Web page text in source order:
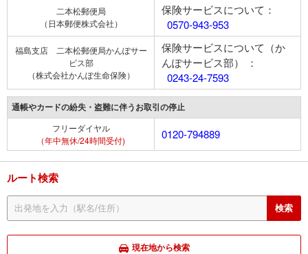
二本松郵便局
（日本郵便株式会社）
保険サービスについて：
0570-943-953
福島支店 二本松郵便局かんぽサー
ビス部
（株式会社かんぽ生命保険）
保険サービスについて（か
んぽサービス部） ：
0243-24-7593
通帳やカードの紛失・盗難に伴うお取引の停止
フリーダイヤル
（年中無休/24時間受付)
0120-794889
ルート検索
現在地から検索